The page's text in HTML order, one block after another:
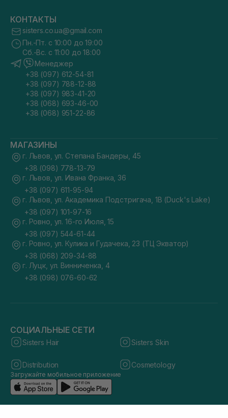
КОНТАКТЫ
sisters.co.ua@gmail.com
Пн.-Пт. с 10:00 до 19:00
Сб.-Вс. с 11:00 до 18:00
Менеджер
+38 (097) 612-54-81
+38 (097) 788-12-88
+38 (097) 983-41-20
+38 (068) 693-46-00
+38 (068) 951-22-86
МАГАЗИНЫ
г. Львов, ул. Степана Бандеры, 45
+38 (098) 778-13-79
г. Львов, ул. Ивана Франка, 36
+38 (097) 611-95-94
г. Львов, ул. Академика Подстригача, 1В (Duck's Lake)
+38 (097) 101-97-16
г. Ровно, ул. 16-го Июля, 15
+38 (097) 544-61-44
г. Ровно, ул. Кулика и Гудачека, 23 (ТЦ Экватор)
+38 (068) 209-34-88
г. Луцк, ул. Винниченка, 4
+38 (098) 076-60-62
СОЦИАЛЬНЫЕ СЕТИ
Sisters Hair Sisters Skin
Distribution Cosmetology
Загружайте мобильное приложение